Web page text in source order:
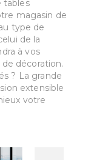
tables
magasin de
type de
de la
à vos
décoration.
? La grande
extensible
votre